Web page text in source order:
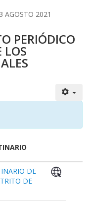
AGOSTO 2021
PERIÓDICO
LOS
DE
DE